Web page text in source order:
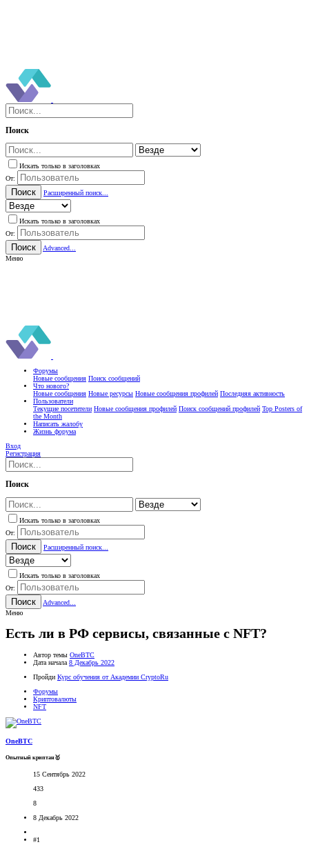
Поиск
Искать только в заголовках
От:
Поиск Расширенный поиск...
Искать только в заголовках
От:
Поиск
Advanced...
Меню
Форумы
Новые сообщения Поиск сообщений
Что нового?
Новые сообщения Новые ресурсы Новые сообщения профилей Последняя активность
Пользователи
Текущие посетители Новые сообщения профилей Поиск сообщений профилей Top Posters of
the Month
Написать жалобу
Жизнь форума
Вход
Регистрация
Поиск
Искать только в заголовках
От:
Поиск Расширенный поиск...
Искать только в заголовках
От:
Поиск
Advanced...
Меню
Есть ли в РФ сервисы, связанные с NFT?
Автор темы OneBTC
Дата начала 8 Декабрь 2022
Пройди Курс обучения от Академии CryptoRu
Форумы
Криптовалюты
NFT
OneBTC
Опытный криптан🥇
15 Сентябрь 2022
433
8
8 Декабрь 2022
#1